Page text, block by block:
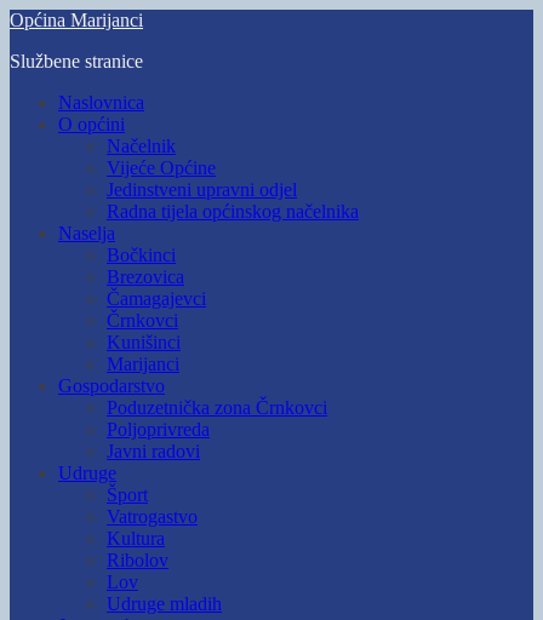
Skip
main
Općina Marijanci
Službene stranice
Toggle
mobile
Naslovnica
O općini
Načelnik
Vijeće Općine
Jedinstveni upravni odjel
Radna tijela općinskog načelnika
Naselja
Bočkinci
Brezovica
Čamagajevci
Črnkovci
Kunišinci
Marijanci
Gospodarstvo
Poduzetnička zona Črnkovci
Poljoprivreda
Javni radovi
Udruge
Šport
Vatrogastvo
Kultura
Ribolov
Lov
Udruge mladih